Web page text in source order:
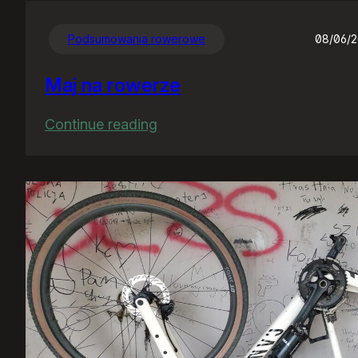
Podsumowania rowerowe 08/06/
Maj na rowerze
Continue reading
rowerze